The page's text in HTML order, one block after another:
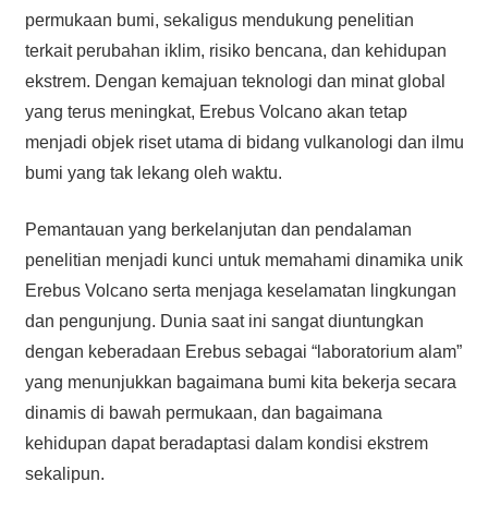
permukaan bumi, sekaligus mendukung penelitian
terkait perubahan iklim, risiko bencana, dan kehidupan
ekstrem. Dengan kemajuan teknologi dan minat global
yang terus meningkat, Erebus Volcano akan tetap
menjadi objek riset utama di bidang vulkanologi dan ilmu
bumi yang tak lekang oleh waktu.
Pemantauan yang berkelanjutan dan pendalaman
penelitian menjadi kunci untuk memahami dinamika unik
Erebus Volcano serta menjaga keselamatan lingkungan
dan pengunjung. Dunia saat ini sangat diuntungkan
dengan keberadaan Erebus sebagai “laboratorium alam”
yang menunjukkan bagaimana bumi kita bekerja secara
dinamis di bawah permukaan, dan bagaimana
kehidupan dapat beradaptasi dalam kondisi ekstrem
sekalipun.